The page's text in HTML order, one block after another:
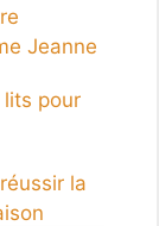
Jeanne
lits pour
la